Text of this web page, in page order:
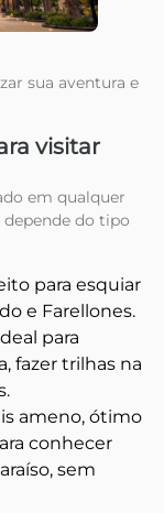
sua aventura e
visitar
em qualquer
depende do tipo
para esquiar
e Farellones.
para
fazer trilhas na
ameno, ótimo
conhecer
sem